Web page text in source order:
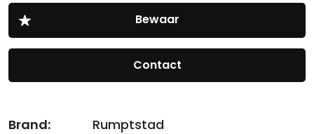
Contact
Brand:
Rumptstad